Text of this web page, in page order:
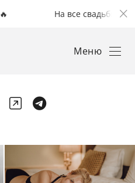
На все свадьбы с понедельника
Меню